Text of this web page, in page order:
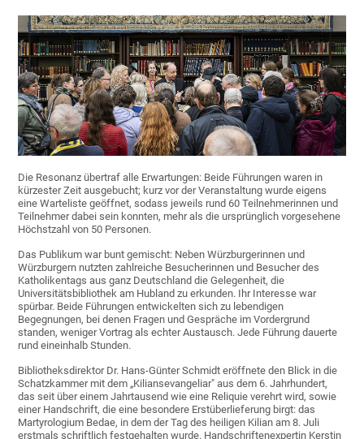
Die Resonanz übertraf alle Erwartungen: Beide Führungen waren in
kürzester Zeit ausgebucht; kurz vor der Veranstaltung wurde eigens
eine Warteliste geöffnet, sodass jeweils rund 60 Teilnehmerinnen und
Teilnehmer dabei sein konnten, mehr als die ursprünglich vorgesehene
Höchstzahl von 50 Personen.
Das Publikum war bunt gemischt: Neben Würzburgerinnen und
Würzburgern nutzten zahlreiche Besucherinnen und Besucher des
Katholikentags aus ganz Deutschland die Gelegenheit, die
Universitätsbibliothek am Hubland zu erkunden. Ihr Interesse war
spürbar. Beide Führungen entwickelten sich zu lebendigen
Begegnungen, bei denen Fragen und Gespräche im Vordergrund
standen, weniger Vortrag als echter Austausch. Jede Führung dauerte
rund eineinhalb Stunden.
Bibliotheksdirektor Dr. Hans-Günter Schmidt eröffnete den Blick in die
Schatzkammer mit dem „Kiliansevangeliar" aus dem 6. Jahrhundert,
das seit über einem Jahrtausend wie eine Reliquie verehrt wird, sowie
einer Handschrift, die eine besondere Erstüberlieferung birgt: das
Martyrologium Bedae, in dem der Tag des heiligen Kilian am 8. Juli
erstmals schriftlich festgehalten wurde. Handschriftenexpertin Kerstin